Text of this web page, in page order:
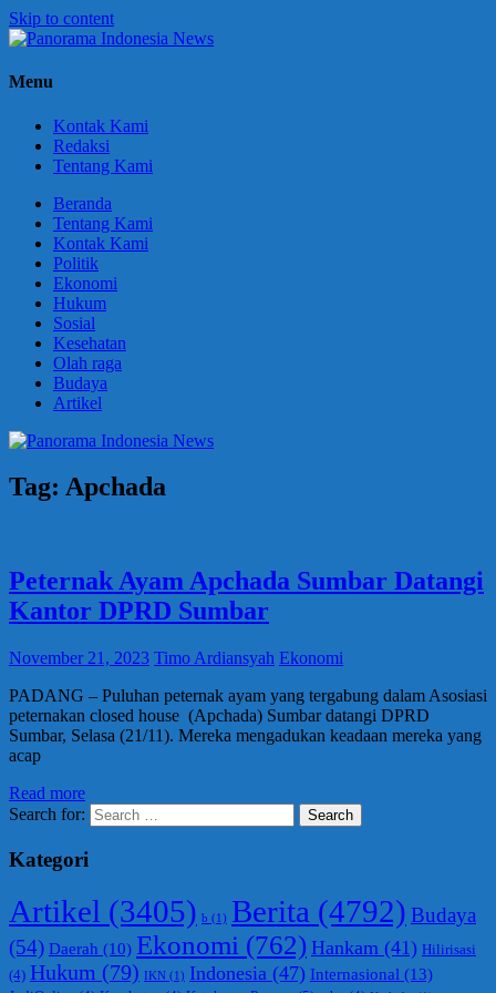
Skip to content
Panorama
Berani
Menu
Kontak Kami
Redaksi
Tentang Kami
Beranda
Tentang Kami
Kontak Kami
Politik
Ekonomi
Hukum
Sosial
Kesehatan
Olah raga
Budaya
Artikel
Tag: Apchada
Peternak Ayam Apchada Sumbar Datangi
Kantor DPRD Sumbar
November 21, 2023 Timo Ardiansyah Ekonomi
PADANG – Puluhan peternak ayam yang tergabung dalam Asosiasi
peternakan closed house (Apchada) Sumbar datangi DPRD
Sumbar, Selasa (21/11). Mereka mengadukan keadaan mereka yang
acap
Read more
Search for:
Search
Kategori
Artikel (3405) b (1) Berita (4792) Budaya
(54) Daerah (10) Ekonomi (762) Hankam (41) Hilirisasi
(4) Hukum (79) IKN (1) Indonesia (47) Internasional (13)